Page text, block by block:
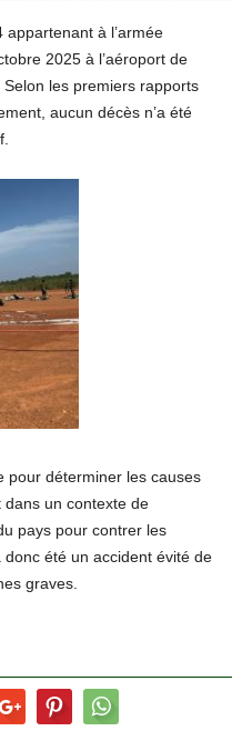
à l’armée
2025 à l’aéroport de
les premiers rapports
aucun décès n’a été
pour déterminer les causes
un contexte de
pays pour contrer les
été un accident évité de
graves.